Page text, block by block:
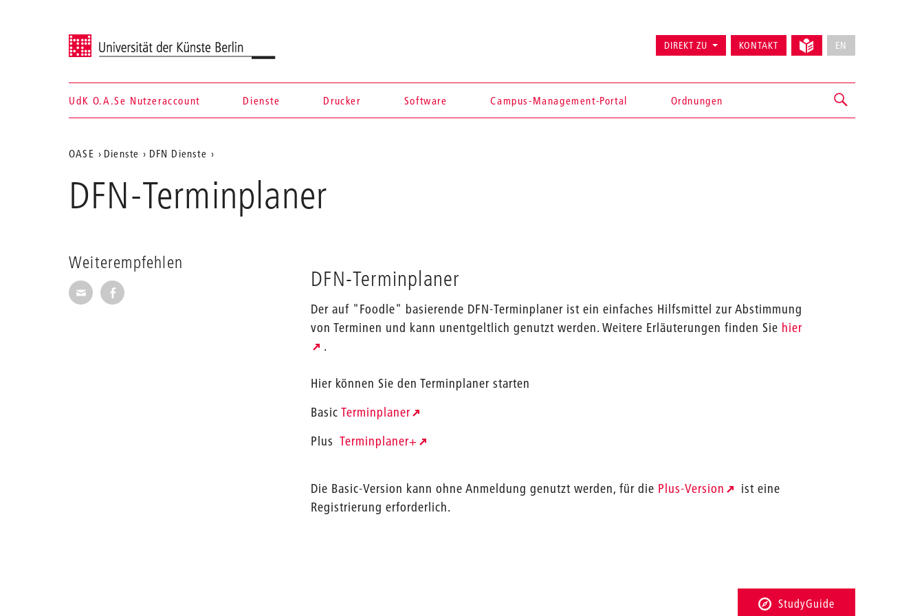
Universität der Künste Berlin
Navigation &
Suche
UdK O.A.Se Nutzeraccount Dienste Drucker Software Campus-Management-Portal Ordnungen
DIREKT ZU KONTAKT EN
Aktuelle
Position
auf
OASE Dienste DFN Dienste
DFN-Terminplaner
Weiterempfehlen
Seite per E-Mail weiterempfehlen
Seite auf Facebook weiterempfehlenDFN-Terminplaner
Der auf "Foodle" basierende DFN-Terminplaner ist ein einfaches Hilfsmittel zur Abstimmung
von Terminen und kann unentgeltlich genutzt werden. Weitere Erläuterungen finden Sie hier
.
Hier können Sie den Terminplaner starten
BasicTerminplaner
PlusTerminplaner+
Die Basic-Version kann ohne Anmeldung genutzt werden, für die Plus-Version
ist eine
Registrierung erforderlich.
StudyGuide